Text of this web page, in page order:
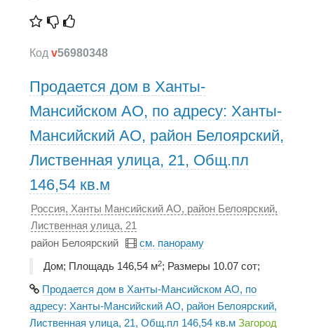
Код v56980348
Продается дом в Ханты-
Мансийском АО, по адресу: Ханты-
Мансийский АО, район Белоярский,
Лиственная улица, 21, Общ.пл
146,54 кв.м
Россия, Ханты Мансийский АО, район Белоярский,
Лиственная улица, 21
район Белоярский
см. панораму
Дом; Площадь 146,54 м2; Размеры 10.07 сот;
Продается дом в Ханты-Мансийском АО, по
адресу: Ханты-Мансийский АО, район Белоярский,
Лиственная улица, 21, Общ.пл 146,54 кв.м Загород